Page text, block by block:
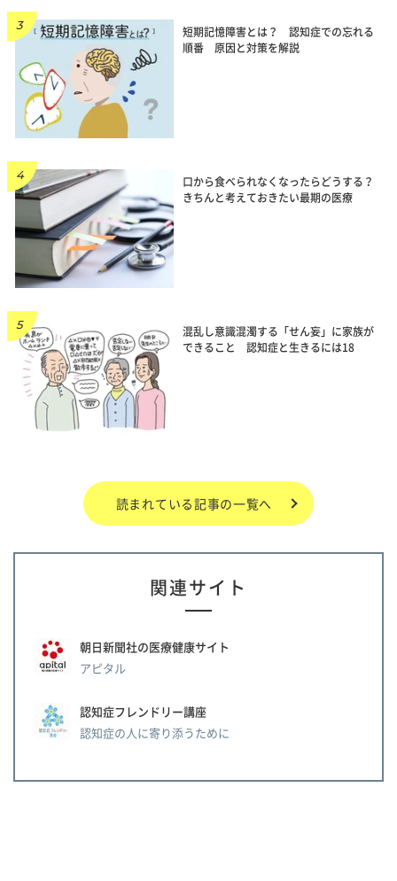
短期記憶障害とは？ 認知症での忘れる
順番 原因と対策を解説
口から食べられなくなったらどうする？
きちんと考えておきたい最期の医療
混乱し意識混濁する「せん妄」に家族が
できること 認知症と生きるには18
読まれている記事の一覧へ
関連サイト
朝日新聞社の医療健康サイト
アピタル
認知症フレンドリー講座
認知症の人に寄り添うために